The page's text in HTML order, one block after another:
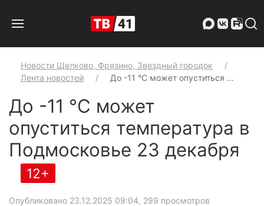
Новости Щелково, Фрязино, Звездный городок
Лента новостей
До -11 °C может опуститься …
До -11 °C может
опуститься температура в
Подмосковье 23 декабря
12+
Опубликовано 23.12.2025 09:04, 299 просмотров